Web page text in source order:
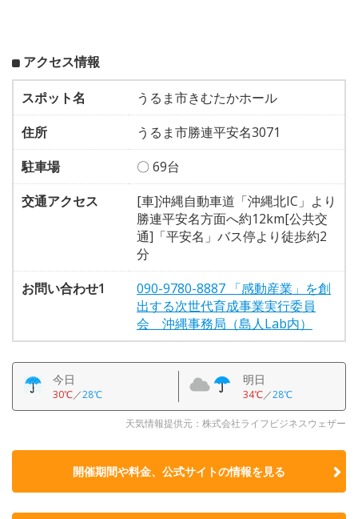
アクセス情報
スポット名
うるま市きむたかホール
住所
うるま市勝連平安名3071
駐車場
〇 69台
交通アクセス
[車]沖縄自動車道「沖縄北IC」より
勝連平安名方面へ約12km[公共交
通]「平安名」バス停より徒歩約2
分
お問い合わせ1
090-9780-8887 「感動産業」を創
出する次世代育成事業実行委員
会 沖縄事務局（島人Lab内）
今日
30℃／28℃
明日
34℃／28℃
天気情報提供元：株式会社ライフビジネスウェザー
開催期間や料金、公式サイトの情報を見る